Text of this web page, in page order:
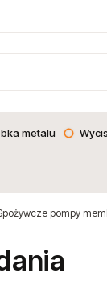
metalu
pompy